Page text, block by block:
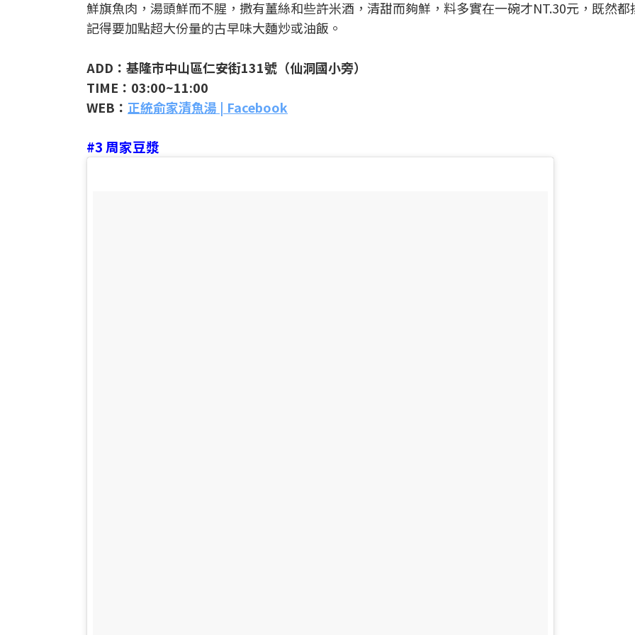
鮮旗魚肉，湯頭鮮而不腥，撒有薑絲和些許米酒，清甜而夠鮮，料多實在一碗才NT.30元，既然都
記得要加點超大份量的古早味大麵炒或油飯。
ADD：基隆市中山區仁安街131號（仙洞國小旁）
TIME：03:00~11:00
WEB： 正統俞家清魚湯 | Facebook
#3 周家豆漿